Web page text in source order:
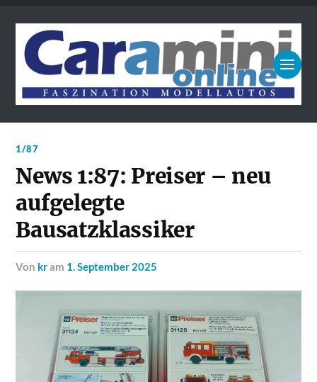
1/87
News 1:87: Preiser – neu
aufgelegte
Bausatzklassiker
von kram 1. September 2025